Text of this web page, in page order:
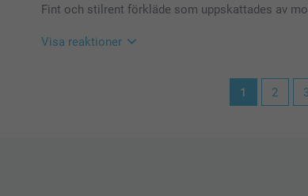
Varma hälsningar,
Fint och stilrent förkläde som uppskattades av
Visa reaktioner
1 2